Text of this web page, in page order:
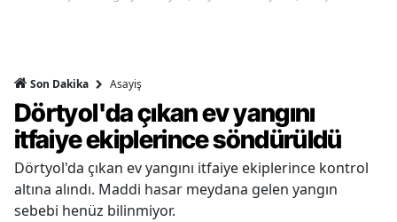
Son Dakika Asayiş
Dörtyol'da çıkan ev yangını
itfaiye ekiplerince söndürüldü
Dörtyol'da çıkan ev yangını itfaiye ekiplerince kontrol
altına alındı. Maddi hasar meydana gelen yangın
sebebi henüz bilinmiyor.